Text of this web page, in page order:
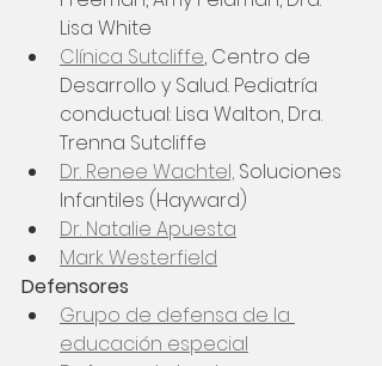
Lisa White
Clínica Sutcliffe, Centro de
Desarrollo y Salud. Pediatría
conductual: Lisa Walton, Dra.
Trenna Sutcliffe
Dr. Renee Wachtel, Soluciones
Infantiles (Hayward)
Dr. Natalie Apuesta
Mark Westerfield
​Defensores
Grupo de defensa de la
educación especial